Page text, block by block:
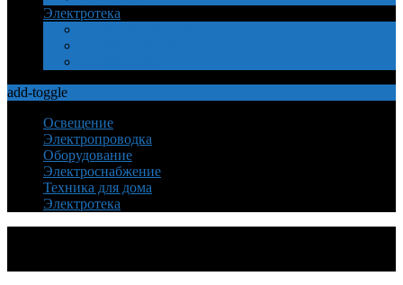
Электротека
add-toggle
Освещение
Электропроводка
Оборудование
Электроснабжение
Техника для дома
Электротека